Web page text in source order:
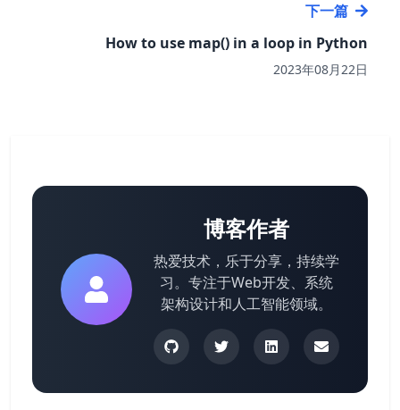
下一篇
How to use map() in a loop in Python
2023年08月22日
博客作者
热爱技术，乐于分享，持续学
习。专注于Web开发、系统
架构设计和人工智能领域。